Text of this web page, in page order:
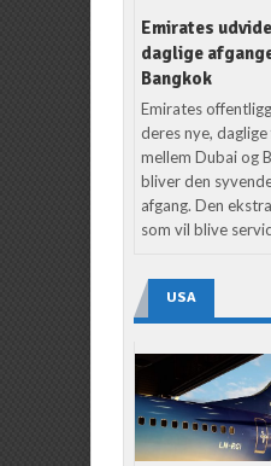
Emirates
daglige
Bangkok
Emirates
deres nye,
mellem Dubai og
bliver den
afgang. Den
som vil blive
USA